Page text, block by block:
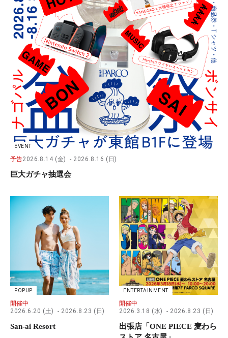
EVENT
予告2026.8.14 (金) 2026.8.16 (日)
巨大ガチャ抽選会
POPUP
開催中
2026.6.20 (土)
2026.8.23 (日)
San-ai Resort
ENTERTAINMENT
開催中
2026.3.18 (水)
2026.8.23 (日)
出張店「ONE PIECE 麦わら